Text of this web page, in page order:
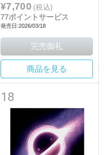
¥7,700 (税込)
77ポイントサービス
発売日:2026/03/18
商品を見る
18